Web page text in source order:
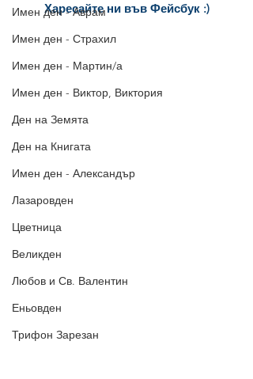
Имен ден - Аврам
Имен ден - Страхил
Имен ден - Мартин/а
Имен ден - Виктор, Виктория
Ден на Земята
Ден на Книгата
Имен ден - Александър
Лазаровден
Цветница
Великден
Любов и Св. Валентин
Еньовден
Трифон Зарезан
Харесайте ни във Фейсбук :)
постове